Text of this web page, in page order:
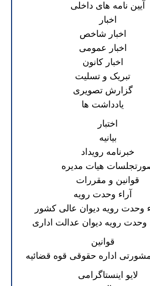
آیین نامه های داخلی
اخبار
اخبار شاخص
اخبار عمومی
اخبار کانون
تبریک و تسلیت
گزارش تصویری
یادداشت ها
اختبار
بیانیه
خبرنامه رویداد
هیات مدیره
قوانین و مقررات
آراء وحدت رویه
وحدت رویه دیوان عالی کشور
وحدت رویه دیوان عدالت اداری
قوانین
اداره حقوقی قوه قضائیه
لایو اینستاگرامی